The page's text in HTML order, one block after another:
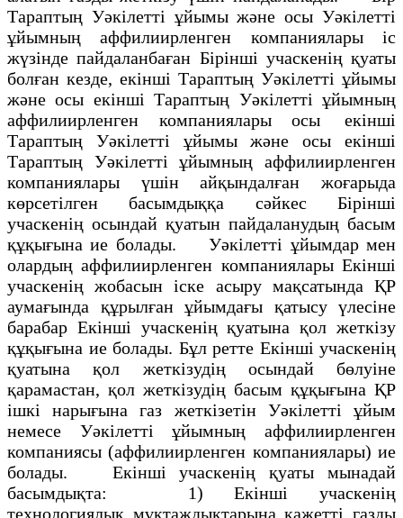
Тараптың Уәкілетті ұйымы және осы Уәкілетті
ұйымның аффилиирленген компаниялары ic
жүзінде пайдаланбаған Бірінші учаскенің қуаты
болған кезде, екінші Тараптың Уәкілетті ұйымы
және осы екінші Тараптың Уәкілетті ұйымның
аффилиирленген компаниялары осы екінші
Тараптың Уәкілетті ұйымы және осы екінші
Тараптың Уәкілетті ұйымның аффилиирленген
компаниялары үшін айқындалған жоғарыда
көрсетілген басымдыққа сәйкес Бірінші
учаскенің осындай қуатын пайдаланудың басым
құқығына ие болады. Уәкілетті ұйымдар мен
олардың аффилиирленген компаниялары Екінші
учаскенің жобасын icкe асыру мақсатында ҚР
аумағында құрылған ұйымдағы қатысу үлесіне
барабар Екінші учаскенің қуатына қол жеткізу
құқығына ие болады. Бұл ретте Екінші учаскенің
қуатына қол жеткізудің осындай бөлуіне
қарамастан, қол жеткізудің басым құқығына ҚP
ішкі нарығына газ жеткізетін Уәкілетті ұйым
немесе Уәкілетті ұйымның аффилиирленген
компаниясы (аффилиирленген компаниялары) ие
болады. Екінші учаскенің қуаты мынадай
басымдықта: 1) Екінші учаскенің
технологиялық мұқтаждықтарына қажетті газды